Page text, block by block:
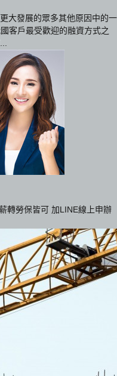
大發展的眾多其他原因中的一
客戶最受歡迎的融資方式之
轉勞保皆可 加LINE線上申辦